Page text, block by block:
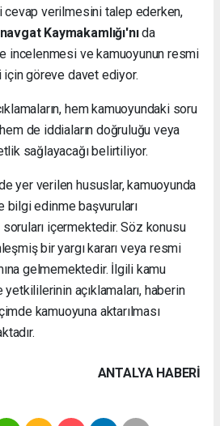
cevap verilmesini talep ederken,
Kaymakamlığı'nıda
incelenmesi ve kamuoyunun resmi
göreve davet ediyor.
hem kamuoyundaki soru
de iddiaların doğruluğu veya
sağlayacağı belirtiliyor.
yer verilen hususlar, kamuoyunda
edinme başvuruları
içermektedir. Söz konusu
bir yargı kararı veya resmi
gelmemektedir. İlgili kamu
yetkililerinin açıklamaları, haberin
kamuoyuna aktarılması
ANTALYA HABERİ